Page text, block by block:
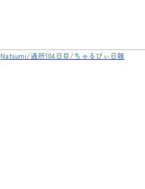
Natsumi/通所104日目/ちゃるびぃ日報